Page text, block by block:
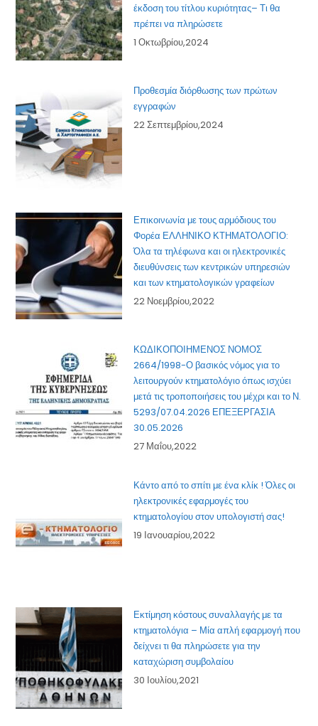
έκδοση του τίτλου κυριότητας– Τι θα
πρέπει να πληρώσετε
1 Οκτωβρίου,2024
Προθεσμία διόρθωσης των πρώτων
εγγραφών
22 Σεπτεμβρίου,2024
Επικοινωνία με τους αρμόδιους του
Φορέα ΕΛΛΗΝΙΚΟ ΚΤΗΜΑΤΟΛΟΓΙΟ:
Όλα τα τηλέφωνα και οι ηλεκτρονικές
διευθύνσεις των κεντρικών υπηρεσιών
και των κτηματολογικών γραφείων
22 Νοεμβρίου,2022
ΚΩΔΙΚΟΠΟΙΗΜΕΝΟΣ ΝΟΜΟΣ
2664/1998-Ο βασικός νόμος για το
λειτουργούν κτηματολόγιο όπως ισχύει
μετά τις τροποποιήσεις του μέχρι και το Ν.
5293/07.04.2026 ΕΠΕΞΕΡΓΑΣΙΑ
30.05.2026
27 Μαΐου,2022
Κάντο από το σπίτι με ένα κλίκ ! Όλες οι
ηλεκτρονικές εφαρμογές του
κτηματολογίου στον υπολογιστή σας!
19 Ιανουαρίου,2022
Εκτίμηση κόστους συναλλαγής με τα
κτηματολόγια – Μία απλή εφαρμογή που
δείχνει τι θα πληρώσετε για την
καταχώριση συμβολαίου
30 Ιουλίου,2021